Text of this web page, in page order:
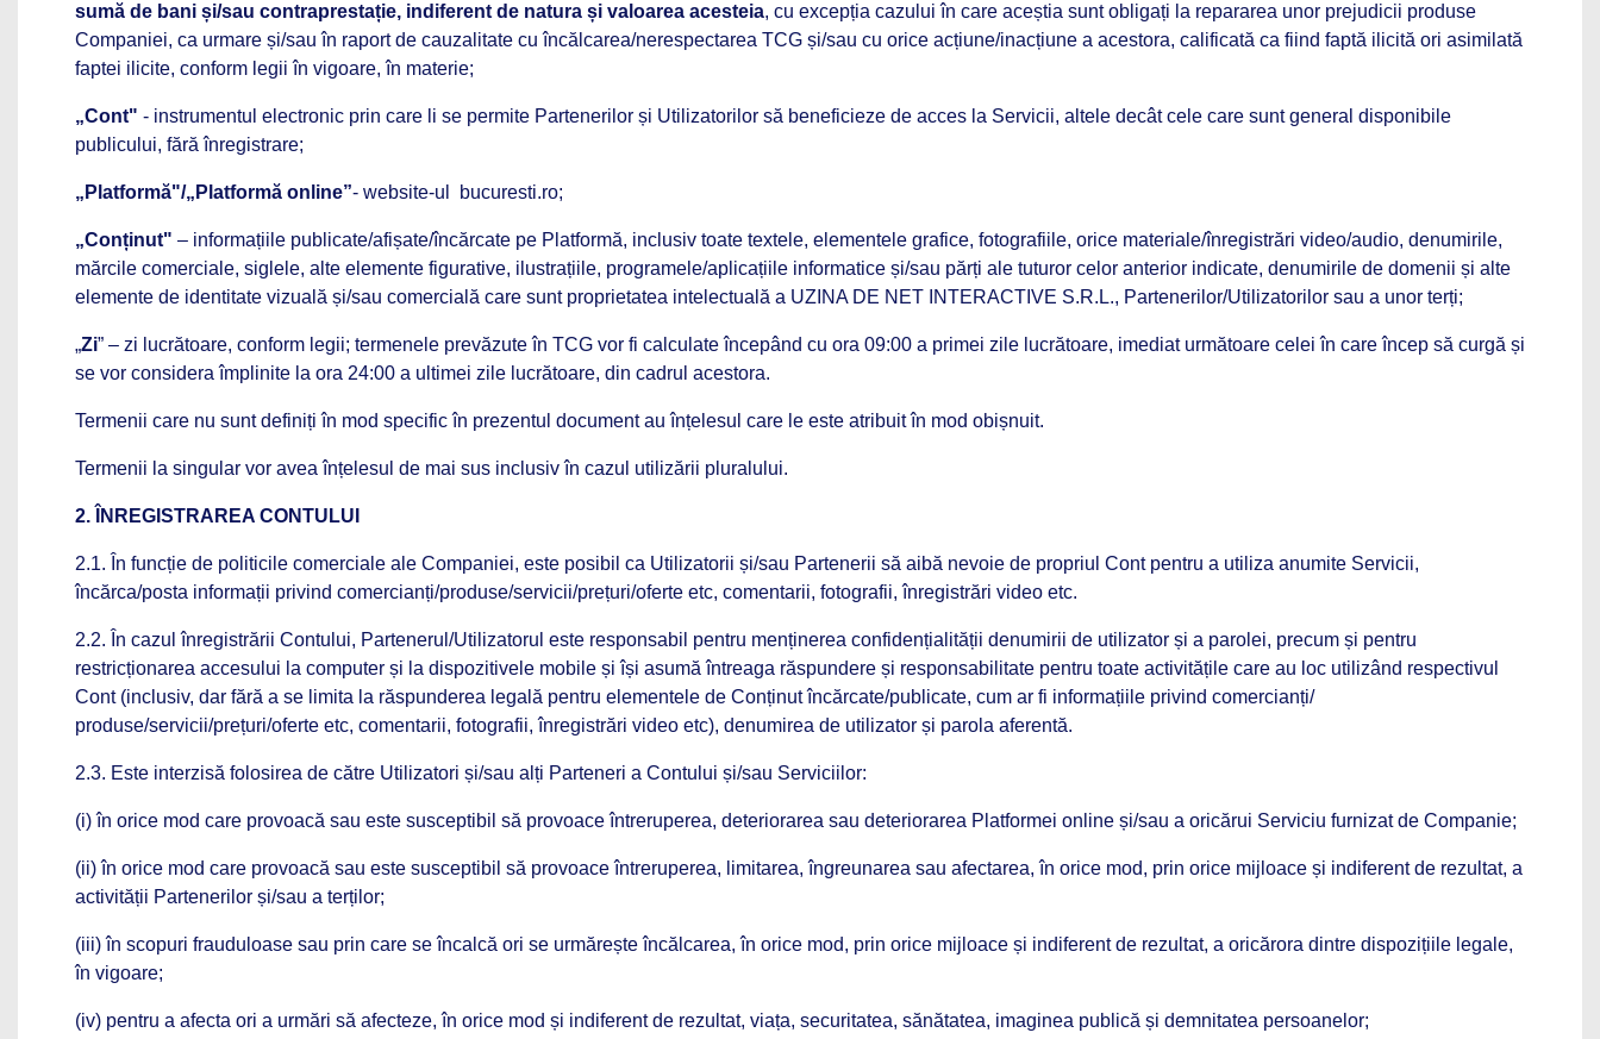
sumă de bani și/sau contraprestație, indiferent de natura și valoarea acesteia, cu excepția cazului în care aceștia sunt obligați la repararea unor prejudicii produse
Companiei, ca urmare și/sau în raport de cauzalitate cu încălcarea/nerespectarea TCG și/sau cu orice acțiune/inacțiune a acestora, calificată ca fiind faptă ilicită ori asimilată
faptei ilicite, conform legii în vigoare, în materie;
„Cont" - instrumentul electronic prin care li se permite Partenerilor și Utilizatorilor să beneficieze de acces la Servicii, altele decât cele care sunt general disponibile
publicului, fără înregistrare;
„Platformă"/„Platformă online”- website-ul bucuresti.ro;
„Conținut" – informațiile publicate/afișate/încărcate pe Platformă, inclusiv toate textele, elementele grafice, fotografiile, orice materiale/înregistrări video/audio, denumirile,
mărcile comerciale, siglele, alte elemente figurative, ilustrațiile, programele/aplicațiile informatice și/sau părți ale tuturor celor anterior indicate, denumirile de domenii și alte
elemente de identitate vizuală și/sau comercială care sunt proprietatea intelectuală a UZINA DE NET INTERACTIVE S.R.L., Partenerilor/Utilizatorilor sau a unor terți;
„Zi” – zi lucrătoare, conform legii; termenele prevăzute în TCG vor fi calculate începând cu ora 09:00 a primei zile lucrătoare, imediat următoare celei în care încep să curgă și
se vor considera împlinite la ora 24:00 a ultimei zile lucrătoare, din cadrul acestora.
Termenii care nu sunt definiți în mod specific în prezentul document au înțelesul care le este atribuit în mod obișnuit.
Termenii la singular vor avea înțelesul de mai sus inclusiv în cazul utilizării pluralului.
2. ÎNREGISTRAREA CONTULUI
2.1. În funcție de politicile comerciale ale Companiei, este posibil ca Utilizatorii și/sau Partenerii să aibă nevoie de propriul Cont pentru a utiliza anumite Servicii,
încărca/posta informații privind comercianți/produse/servicii/prețuri/oferte etc, comentarii, fotografii, înregistrări video etc.
2.2. În cazul înregistrării Contului, Partenerul/Utilizatorul este responsabil pentru menținerea confidențialității denumirii de utilizator și a parolei, precum și pentru
restricționarea accesului la computer și la dispozitivele mobile și își asumă întreaga răspundere și responsabilitate pentru toate activitățile care au loc utilizând respectivul
Cont (inclusiv, dar fără a se limita la răspunderea legală pentru elementele de Conținut încărcate/publicate, cum ar fi informațiile privind comercianți/
produse/servicii/prețuri/oferte etc, comentarii, fotografii, înregistrări video etc), denumirea de utilizator și parola aferentă.
2.3. Este interzisă folosirea de către Utilizatori și/sau alți Parteneri a Contului și/sau Serviciilor:
(i) în orice mod care provoacă sau este susceptibil să provoace întreruperea, deteriorarea sau deteriorarea Platformei online și/sau a oricărui Serviciu furnizat de Companie;
(ii) în orice mod care provoacă sau este susceptibil să provoace întreruperea, limitarea, îngreunarea sau afectarea, în orice mod, prin orice mijloace și indiferent de rezultat, a
activității Partenerilor și/sau a terților;
(iii) în scopuri frauduloase sau prin care se încalcă ori se urmărește încălcarea, în orice mod, prin orice mijloace și indiferent de rezultat, a oricărora dintre dispozițiile legale,
în vigoare;
(iv) pentru a afecta ori a urmări să afecteze, în orice mod și indiferent de rezultat, viața, securitatea, sănătatea, imaginea publică și demnitatea persoanelor;